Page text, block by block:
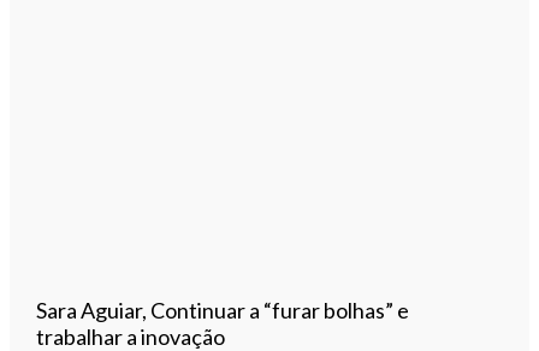
Sara Aguiar, Continuar a “furar bolhas” e
trabalhar a inovação